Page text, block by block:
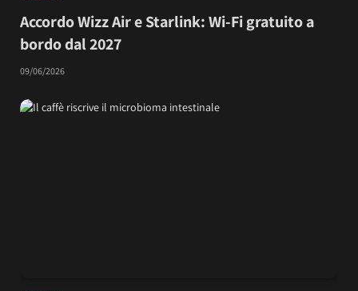
Accordo Wizz Air e Starlink: Wi-Fi gratuito a
bordo dal 2027
09/06/2026